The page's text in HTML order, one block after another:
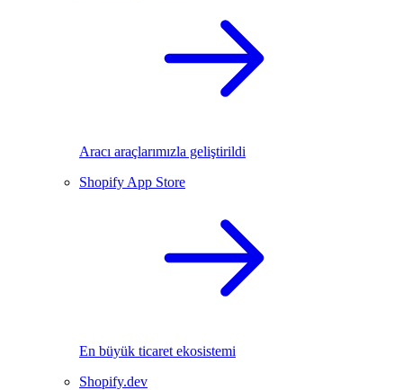
Aracı araçlarımızla geliştirildi
Shopify App Store
En büyük ticaret ekosistemi
Shopify.dev